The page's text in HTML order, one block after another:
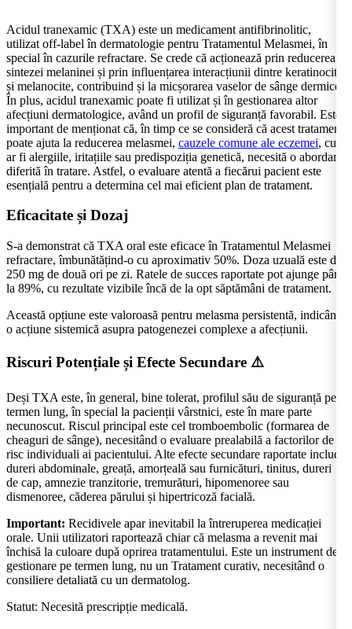
Acidul tranexamic (TXA) este un medicament antifibrinolitic,
utilizat off-label în dermatologie pentru Tratamentul Melasmei, în
special în cazurile refractare. Se crede că acționează prin reducerea
sintezei melaninei și prin influențarea interacțiunii dintre keratinocite
și melanocite, contribuind și la micșorarea vaselor de sânge dermice.
În plus, acidul tranexamic poate fi utilizat și în gestionarea altor
afecțiuni dermatologice, având un profil de siguranță favorabil. Este
important de menționat că, în timp ce se consideră că acest tratament
poate ajuta la reducerea melasmei, cauzele comune ale eczemei, cum
ar fi alergiile, iritațiile sau predispoziția genetică, necesită o abordare
diferită în tratare. Astfel, o evaluare atentă a fiecărui pacient este
esențială pentru a determina cel mai eficient plan de tratament.
Eficacitate și Dozaj
S-a demonstrat că TXA oral este eficace în Tratamentul Melasmei
refractare, îmbunătățind-o cu aproximativ 50%. Doza uzuală este de
250 mg de două ori pe zi. Ratele de succes raportate pot ajunge până
la 89%, cu rezultate vizibile încă de la opt săptămâni de tratament.
Această opțiune este valoroasă pentru melasma persistentă, indicând
o acțiune sistemică asupra patogenezei complexe a afecțiunii.
Riscuri Potențiale și Efecte Secundare ⚠️
Deși TXA este, în general, bine tolerat, profilul său de siguranță pe
termen lung, în special la pacienții vârstnici, este în mare parte
necunoscut. Riscul principal este cel tromboembolic (formarea de
cheaguri de sânge), necesitând o evaluare prealabilă a factorilor de
risc individuali ai pacientului. Alte efecte secundare raportate includ
dureri abdominale, greață, amorțeală sau furnicături, tinitus, dureri
de cap, amnezie tranzitorie, tremurături, hipomenoree sau
dismenoree, căderea părului și hipertricoză facială.
Important: Recidivele apar inevitabil la întreruperea medicației
orale. Unii utilizatori raportează chiar că melasma a revenit mai
închisă la culoare după oprirea tratamentului. Este un instrument de
gestionare pe termen lung, nu un Tratament curativ, necesitând o
consiliere detaliată cu un dermatolog.
Statut: Necesită prescripție medicală.